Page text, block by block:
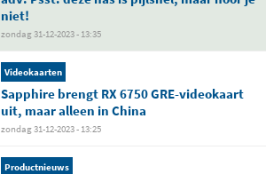
niet!
zondag 31-12-2023 - 13:35
Videokaarten
Sapphire brengt RX 6750 GRE-videokaart
uit, maar alleen in China
zondag 31-12-2023 - 13:25
Productnieuws